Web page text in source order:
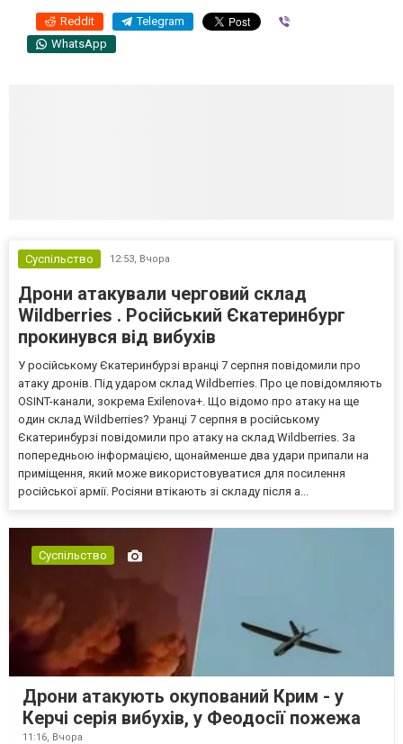
Reddit Telegram
WhatsApp
Суспільство 12:53, Вчора
Дрони атакували черговий склад
Wildberries . Російський Єкатеринбург
прокинувся від вибухів
У російському Єкатеринбурзі вранці 7 серпня повідомили про
атаку дронів. Під ударом склад Wildberries. Про це повідомляють
OSINT-канали, зокрема Exilenova+. Що відомо про атаку на ще
один склад Wildberries? Уранці 7 серпня в російському
Єкатеринбурзі повідомили про атаку на склад Wildberries. За
попередньою інформацією, щонайменше два удари припали на
приміщення, який може використовуватися для посилення
російської армії. Росіяни втікають зі складу після а...
Суспільство
Дрони атакують окупований Крим - у
Керчі серія вибухів, у Феодосії пожежа
11:16, Вчора